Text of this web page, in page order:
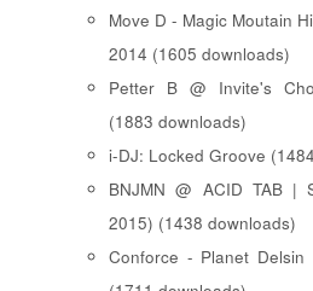
Move D - Magic Moutain
2014 (1605 downloads)
Petter B @ Invite's
(1883 downloads)
i-DJ: Locked Groove
BNJMN @ ACID TAB |
2015) (1438 downloads)
Conforce - Planet Delsin